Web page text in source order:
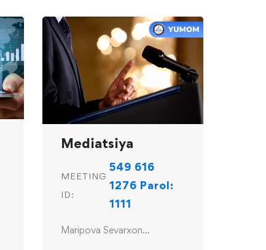
Mediatsiya
MEETING
ID:
549 616
1276 Parol:
1111
Maripova Sevarxon